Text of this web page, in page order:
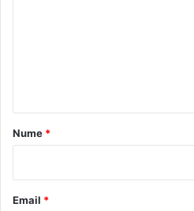
r
*
Nume *
Email *